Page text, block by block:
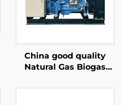
China good quality
Natural Gas Biogas
Gas Backup Power